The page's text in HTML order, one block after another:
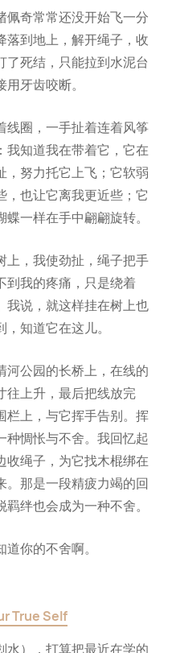
佩奇常常还没开始飞一分
落到地上，解开绳子，收
了死结，只能拉到水泥台
牙齿咬断。
线圈，一手扯着连着风筝
我知道我在带着它，它在
，努力托它上飞；它软弱
，也让它离我更近些；它
一样在手中翩翩旋转。
上，我使劲扯，绳子把手
到我的疼痛，只是绕着
我说，就这样挂在树上也
知道它在这儿。
河公园的长桥上，在线的
往上升，最后把线放完
栏上，与它挥手告别。挥
种惆怅与不舍。我回忆起
收绳子，为它找木棍绑在
。那是一段精疲力竭的回
绊也会成为一种不舍。
你的不舍啊。
True Self
水），打算把最近在学的